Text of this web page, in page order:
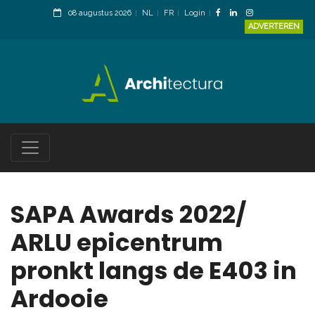
08 augustus 2026 NL FR
Login
ADVERTEREN
SAPA Awards 2022/
ARLU epicentrum
pronkt langs de E403 in
Ardooie